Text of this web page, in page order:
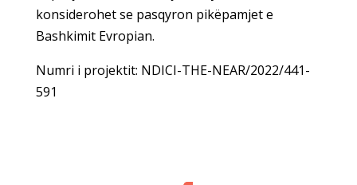
konsiderohet se pasqyron pikëpamjet e
Bashkimit Evropian.
Numri i projektit: NDICI-THE-NEAR/2022/441-
591